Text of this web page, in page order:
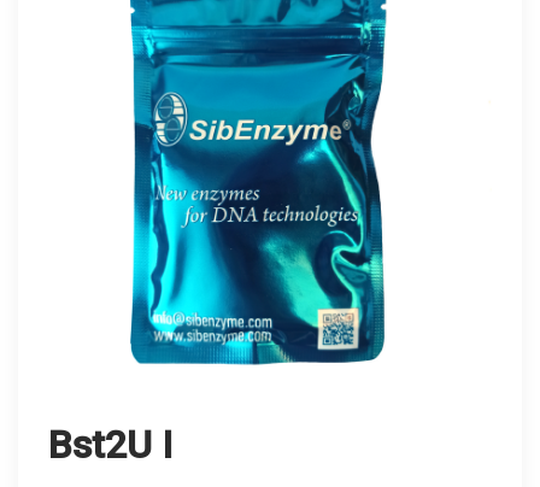
Bst2U I